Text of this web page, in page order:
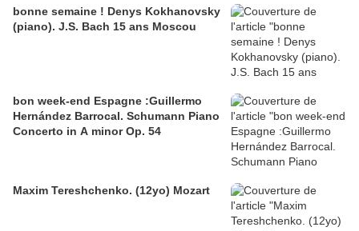
bonne semaine ! Denys Kokhanovsky
(piano). J.S. Bach 15 ans Moscou
bon week-end Espagne :Guillermo
Hernández Barrocal. Schumann Piano
Concerto in A minor Op. 54
Maxim Tereshchenko. (12yo) Mozart